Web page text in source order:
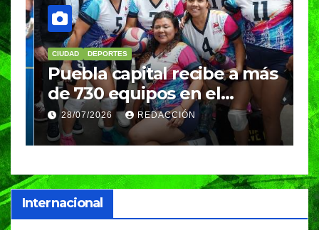
CIUDAD DEPORTES
Puebla capital recibe a más
de 730 equipos en el
Festival Máster de Voleibol
28/07/2026 REDACCIÓN
Internacional